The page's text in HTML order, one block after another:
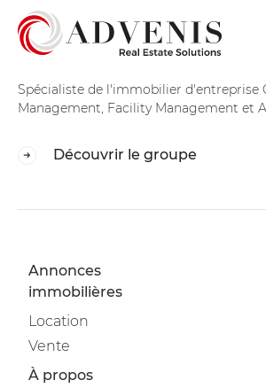
Spécialiste de l'immobilier d'entreprise
Management, Facility Management et
Découvrir le groupe
Annonces
immobilières
Location
Vente
À propos